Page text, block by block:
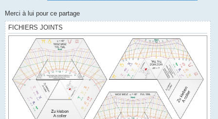
Merci à lui pour ce partage
FICHIERS JOINTS